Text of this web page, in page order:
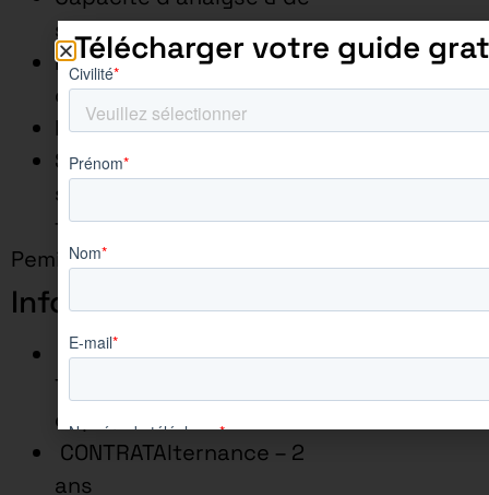
synthèse
Force de proposition &
d’anticipation
Prise de recul & réactivité
Savoir gérer des
situations de stress, de
tension ou de conflit
Pemis B : Obligatoire
Informations utiles
LOCALISATIONParis 20e –
75, France – pas de
déplacement
CONTRATAlternance – 2
ans
Télécharger votre guide